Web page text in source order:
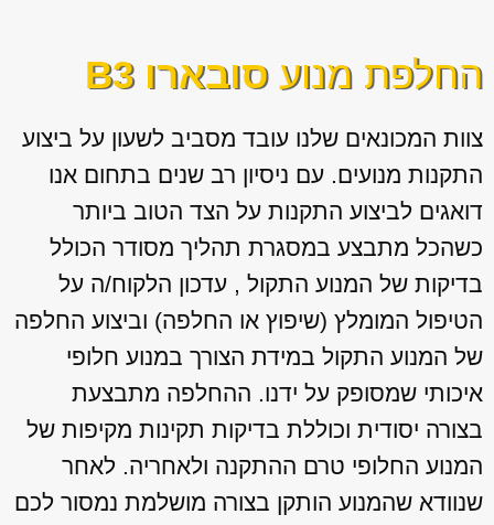
החלפת מנועסובארו B3
צוות המכונאים שלנו עובד מסביב לשעון על ביצוע
התקנות מנועים. עם ניסיון רב שנים בתחום אנו
דואגים לביצוע התקנות על הצד הטוב ביותר
כשהכל מתבצע במסגרת תהליך מסודר הכולל
בדיקות של המנוע התקול , עדכון הלקוח/ה על
הטיפול המומלץ (שיפוץ או החלפה) וביצוע החלפה
של המנוע התקול במידת הצורך במנוע חלופי
איכותי שמסופק על ידנו. ההחלפה מתבצעת
בצורה יסודית וכוללת בדיקות תקינות מקיפות של
המנוע החלופי טרם ההתקנה ולאחריה. לאחר
שנוודא שהמנוע הותקן בצורה מושלמת נמסור לכם